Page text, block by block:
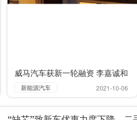
威马汽车获新一轮融资 李嘉诚和
新能源汽车
融资
2021-10-06